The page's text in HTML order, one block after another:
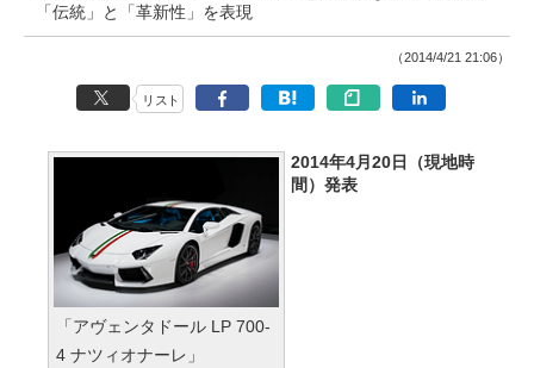
「伝統」と「革新性」を表現
（2014/4/21 21:06）
リスト
「アヴェンタドール LP 700-
4 ナツィオナーレ」
2014年4月20日（現地時
間）発表